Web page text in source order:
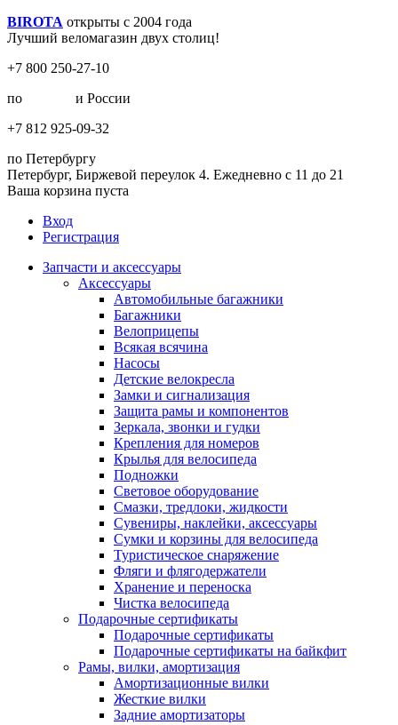
BIROTA открыты с 2004 года
Лучший веломагазин двух столиц!
+7 800 250-27-10
по
и России
+7 812 925-09-32
по Петербургу
Петербург, Биржевой переулок 4. Ежедневно с 11 до 21
Ваша корзина пуста
Вход
Регистрация
Запчасти и аксессуары
Аксессуары
Автомобильные багажники
Багажники
Велоприцепы
Всякая всячина
Насосы
Детские велокресла
Замки и сигнализация
Защита рамы и компонентов
Зеркала, звонки и гудки
Крепления для номеров
Крылья для велосипеда
Подножки
Световое оборудование
Смазки, тредлоки, жидкости
Сувениры, наклейки, аксессуары
Сумки и корзины для велосипеда
Туристическое снаряжение
Фляги и флягодержатели
Хранение и переноска
Чистка велосипеда
Подарочные сертификаты
Подарочные сертификаты
Подарочные сертификаты на байкфит
Рамы, вилки, амортизация
Амортизационные вилки
Жесткие вилки
Задние амортизаторы